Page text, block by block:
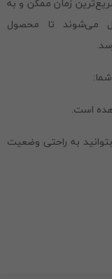
می‌شوند تا محصول
است.
به راحتی وضعیت